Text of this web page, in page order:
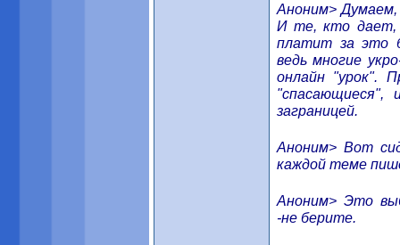
Аноним> Думаем,
И те, кто дает,
платит за это
ведь многие
онлайн "урок".
"спасающиеся",
заграницей.
Аноним> Вот
каждой теме
Аноним> Это
-не берите.